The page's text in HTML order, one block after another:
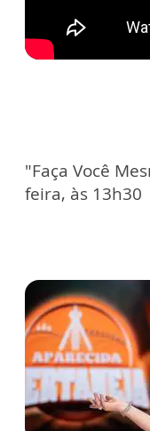
"Faça Você
feira, às 13h30